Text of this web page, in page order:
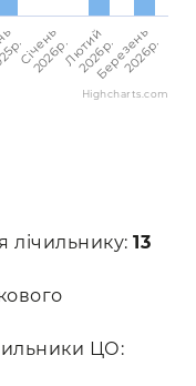
Січень
2026p.Лютий
2026p.
Березень
2026p.
Highcharts.com
лічильнику: 13
ЦО: